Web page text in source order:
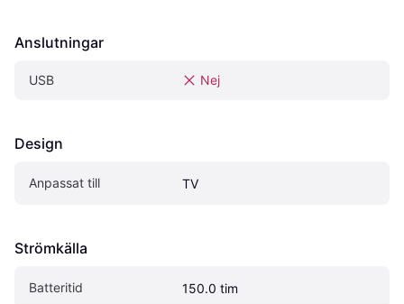
Anslutningar
USB Nej
Design
Anpassat till TV
Strömkälla
Batteritid 150.0 tim